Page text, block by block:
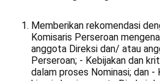
Memberikan rekomendasi
Komisaris Perseroan
anggota Direksi dan/ atau
Perseroan; - Kebijakan dan
dalam proses Nominasi; dan -